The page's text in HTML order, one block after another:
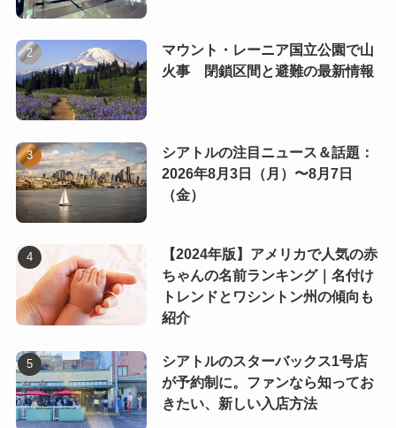
マウント・レーニア国立公園で山
火事 閉鎖区間と避難の最新情報
シアトルの注目ニュース＆話題：
2026年8月3日（月）〜8月7日
（金）
【2024年版】アメリカで人気の赤
ちゃんの名前ランキング｜名付け
トレンドとワシントン州の傾向も
紹介
シアトルのスターバックス1号店
が予約制に。ファンなら知ってお
きたい、新しい入店方法